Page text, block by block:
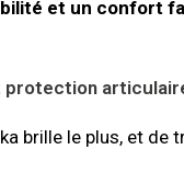
et un confort
brille le plus, et de